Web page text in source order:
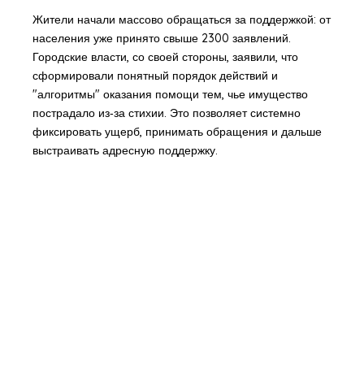
Жители начали массово обращаться за поддержкой: от
населения уже принято свыше 2300 заявлений.
Городские власти, со своей стороны, заявили, что
сформировали понятный порядок действий и
"алгоритмы" оказания помощи тем, чье имущество
пострадало из‑за стихии. Это позволяет системно
фиксировать ущерб, принимать обращения и дальше
выстраивать адресную поддержку.